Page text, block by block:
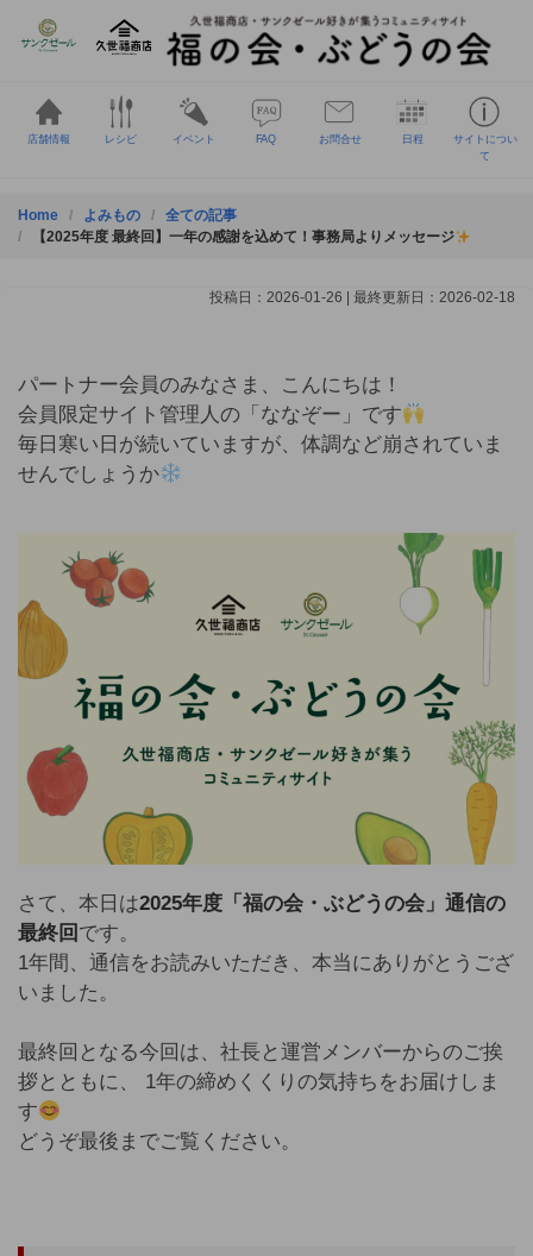
店舗情報 レシピ イベント FAQ お問合せ 日程
サイトについ
て
Home よみもの
全ての記事
【2025年度 最終回】一年の感謝を込めて！事務局よりメッセージ
投稿日：2026-01-26 | 最終更新日：2026-02-18
パートナー会員のみなさま、こんにちは！
会員限定サイト管理人の「ななぞー」です
毎日寒い日が続いていますが、体調など崩されていま
せんでしょうか
さて、本日は2025年度「福の会・ぶどうの会」通信の
最終回 です。
1年間、通信をお読みいただき、本当にありがとうござ
いました。
最終回となる今回は、社長と運営メンバーからのご挨
拶とともに、 1年の締めくくりの気持ちをお届けしま
す
どうぞ最後までご覧ください。